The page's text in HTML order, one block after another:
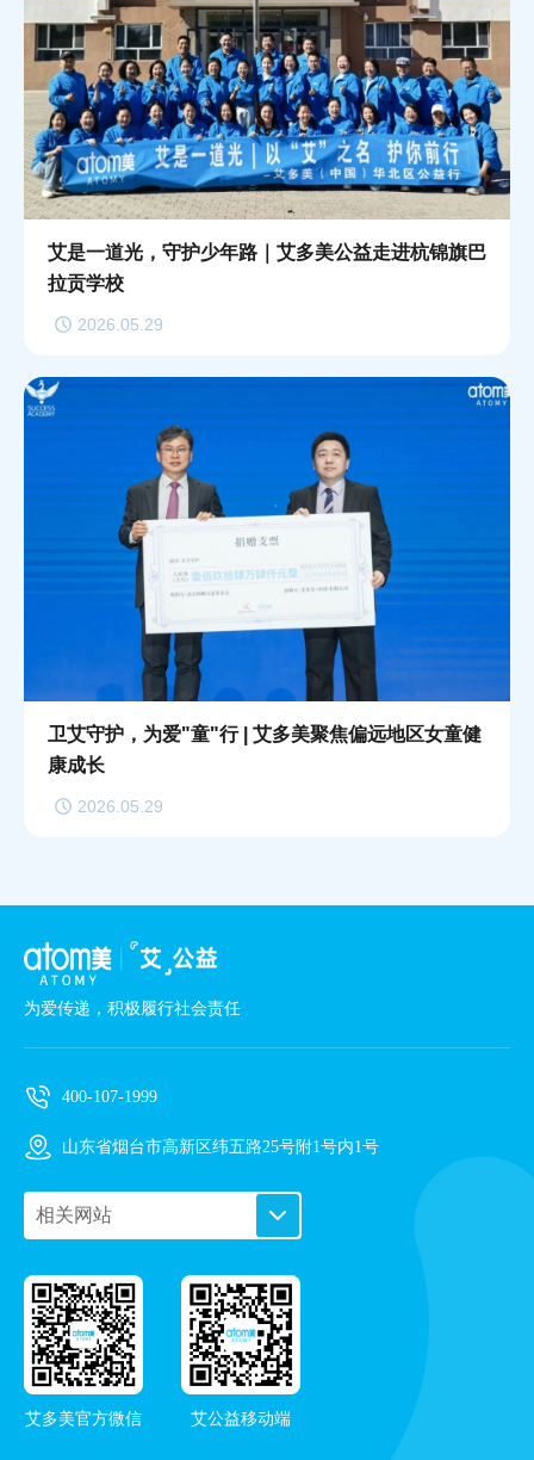
艾是一道光，守护少年路｜艾多美公益走进杭锦旗巴
拉贡学校
2026.05.29
卫艾守护，为爱"童"行 | 艾多美聚焦偏远地区女童健
康成长
2026.05.29
为爱传递，积极履行社会责任
400-107-1999
山东省烟台市高新区纬五路25号附1号内1号
相关网站
手机艾购商城
艾多美企业站
艾多美频道
在线导览
艾多美官方微信 艾公益移动端